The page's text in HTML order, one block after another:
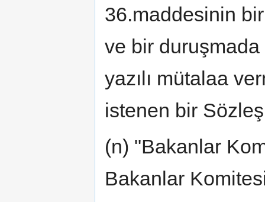
36.maddesinin
ve bir duruşmada
yazılı mütalaa
istenen bir
(n) "Bakanlar
Bakanlar